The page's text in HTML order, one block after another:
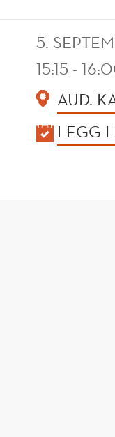
5.
15:15 -
AUD.
LEGG I